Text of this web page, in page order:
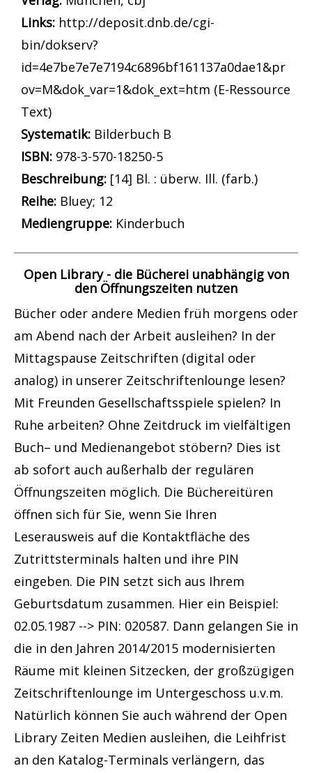
opens in new tab
Links: Diesen Link in neuem Tab öffnen
http://deposit.dnb.de/cgi-
bin/dokserv?
id=4e7be7e7e7194c6896bf161137a0dae1&pr
ov=M&dok_var=1&dok_ext=htm (E-Ressource
Text)
Systematik: Suche nach dieser Systematik
Bilderbuch B
Suche nach diesem Interessenskreis
ISBN: 978-3-570-18250-5
Beschreibung: [14] Bl. : überw. Ill. (farb.)
Reihe: Bluey; 12
Suche nach dieser Beteiligten Person
Mediengruppe: Kinderbuch
Open Library - die Bücherei unabhängig von
den Öffnungszeiten nutzen
Bücher oder andere Medien früh morgens oder
am Abend nach der Arbeit ausleihen? In der
Mittagspause Zeitschriften (digital oder
analog) in unserer Zeitschriftenlounge lesen?
Mit Freunden Gesellschaftsspiele spielen? In
Ruhe arbeiten? Ohne Zeitdruck im vielfältigen
Buch– und Medienangebot stöbern? Dies ist
ab sofort auch außerhalb der regulären
Öffnungszeiten möglich. Die Büchereitüren
öffnen sich für Sie, wenn Sie Ihren
Leserausweis auf die Kontaktfläche des
Zutrittsterminals halten und ihre PIN
eingeben. Die PIN setzt sich aus Ihrem
Geburtsdatum zusammen. Hier ein Beispiel:
02.05.1987 --> PIN: 020587. Dann gelangen Sie in
die in den Jahren 2014/2015 modernisierten
Räume mit kleinen Sitzecken, der großzügigen
Zeitschriftenlounge im Untergeschoss u.v.m.
Natürlich können Sie auch während der Open
Library Zeiten Medien ausleihen, die Leihfrist
an den Katalog-Terminals verlängern, das